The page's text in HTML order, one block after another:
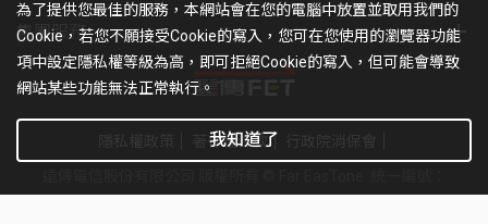
集團服務
著作權條款
為了提供您最佳的服務，本網站會在您的電腦中放置並取用我們的
Cookie，若您不願接受Cookie的寫入，您可在您使用的瀏覽器功能
項中設定隱私權等級為高，即可拒絕Cookie的寫入，但可能會導致
網站某些功能無法正常執行。
我知道了